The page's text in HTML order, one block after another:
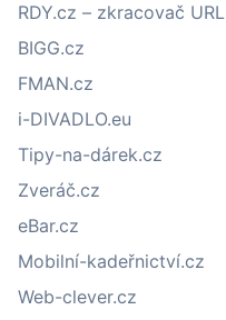
RDY.cz – zkracovač URL
BIGG.cz
FMAN.cz
i-DIVADLO.eu
Tipy-na-dárek.cz
Zveráč.cz
eBar.cz
Mobilní-kadeřnictví.cz
Web-clever.cz